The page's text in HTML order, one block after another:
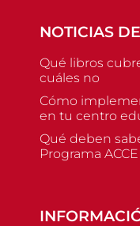
NOTICIAS
Qué libros
cuáles no
Cómo
en tu centro
Qué deben
Programa